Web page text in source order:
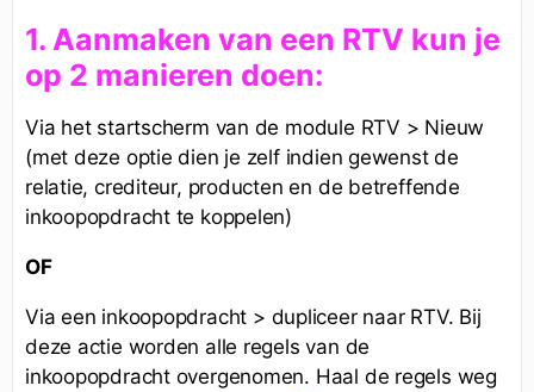
1. Aanmaken van een RTV kun je
op 2 manieren doen:
Via het startscherm van de module RTV > Nieuw
(met deze optie dien je zelf indien gewenst de
relatie, crediteur, producten en de betreffende
inkoopopdracht te koppelen)
OF
Via een inkoopopdracht > dupliceer naar RTV. Bij
deze actie worden alle regels van de
inkoopopdracht overgenomen. Haal de regels weg